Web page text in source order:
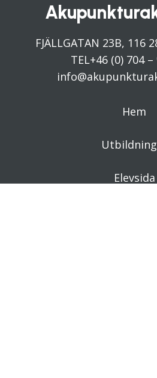
FJÄLLGATAN 23B, 116
TEL+46 (0) 704
Hem
Elevsida